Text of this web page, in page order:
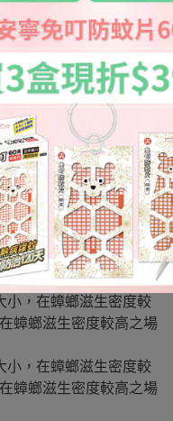
(30g-1入)-專業版除蟲
小，在蟑螂滋生密度較
蟑螂滋生密度較高之場
小，在蟑螂滋生密度較
蟑螂滋生密度較高之場